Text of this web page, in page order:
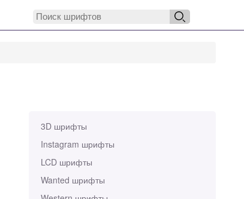
3D шрифты
Instagram шрифты
LCD шрифты
Wanted шрифты